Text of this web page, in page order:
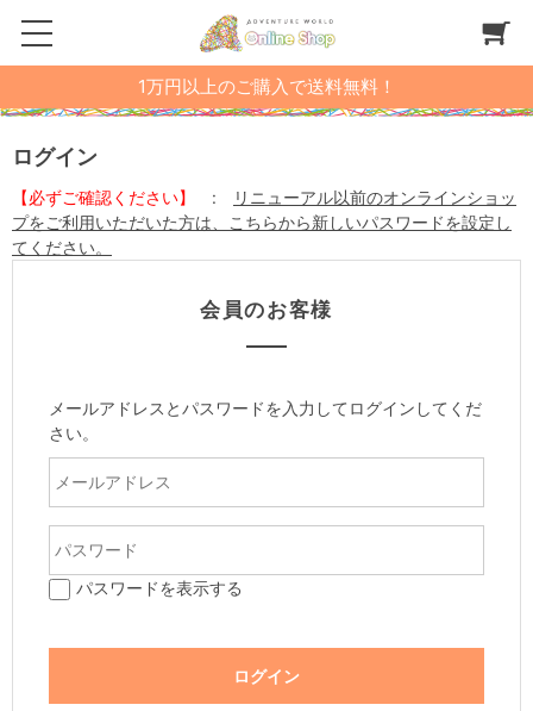
1万円以上のご購入で送料無料！
ログイン
【必ずご確認ください】 :
リニューアル以前のオンラインショッ
プをご利用いただいた方は、こちらから新しいパスワードを設定し
てください。
会員のお客様
メールアドレスとパスワードを入力してログインしてくだ
さい。
パスワードを表示する